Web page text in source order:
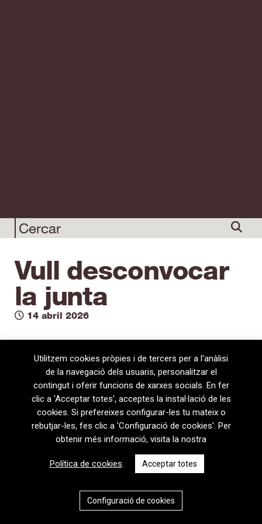
Vull desconvocar
la junta
14 abril 2026
08720 Vilafranca del Penedès · General Prim 5, 2n · Barcelona
T+34 938 170 417 ·
+34 938 170 301
Política de privacitat|Política de cookies
CAT
ESP
Utilitzem cookies pròpies i de tercers per a l'anàlisi
de la navegació dels usuaris, personalitzar el
contingut i oferir funcions de xarxes socials. En fer
clic a 'Acceptar totes', acceptes la instal·lació de les
cookies. Si prefereixes configurar-les tu mateix o
rebutjar-les, fes clic a 'Configuració de cookies'. Per
obtenir més informació, visita la nostra
Política de cookies. Acceptar totes
Configuració de cookies